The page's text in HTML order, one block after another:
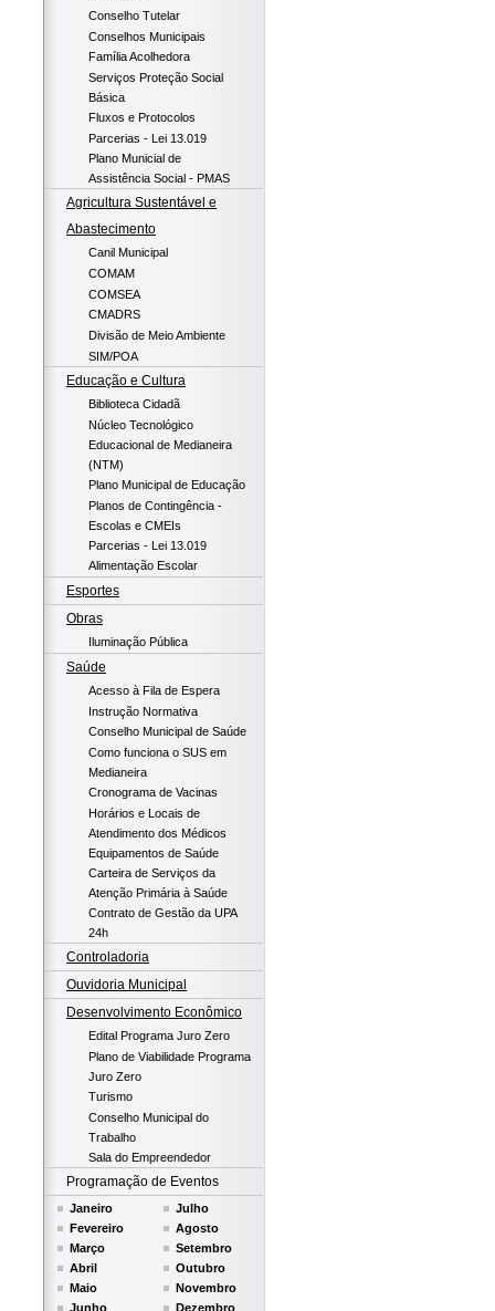
Conselho Tutelar
Conselhos Municipais
Família Acolhedora
Serviços Proteção Social
Básica
Fluxos e Protocolos
Parcerias - Lei 13.019
Plano Municial de
Assistência Social - PMAS
Agricultura Sustentável e
Abastecimento
Canil Municipal
COMAM
COMSEA
CMADRS
Divisão de Meio Ambiente
SIM/POA
Educação e Cultura
Biblioteca Cidadã
Núcleo Tecnológico
Educacional de Medianeira
(NTM)
Plano Municipal de Educação
Planos de Contingência -
Escolas e CMEIs
Parcerias - Lei 13.019
Alimentação Escolar
Esportes
Obras
Iluminação Pública
Saúde
Acesso à Fila de Espera
Instrução Normativa
Conselho Municipal de Saúde
Como funciona o SUS em
Medianeira
Cronograma de Vacinas
Horários e Locais de
Atendimento dos Médicos
Equipamentos de Saúde
Carteira de Serviços da
Atenção Primária à Saúde
Contrato de Gestão da UPA
24h
Controladoria
Ouvidoria Municipal
Desenvolvimento Econômico
Edital Programa Juro Zero
Plano de Viabilidade Programa
Juro Zero
Turismo
Conselho Municipal do
Trabalho
Sala do Empreendedor
Programação de Eventos
Janeiro
Fevereiro
Março
Abril
Maio
Junho
Julho
Agosto
Setembro
Outubro
Novembro
Dezembro